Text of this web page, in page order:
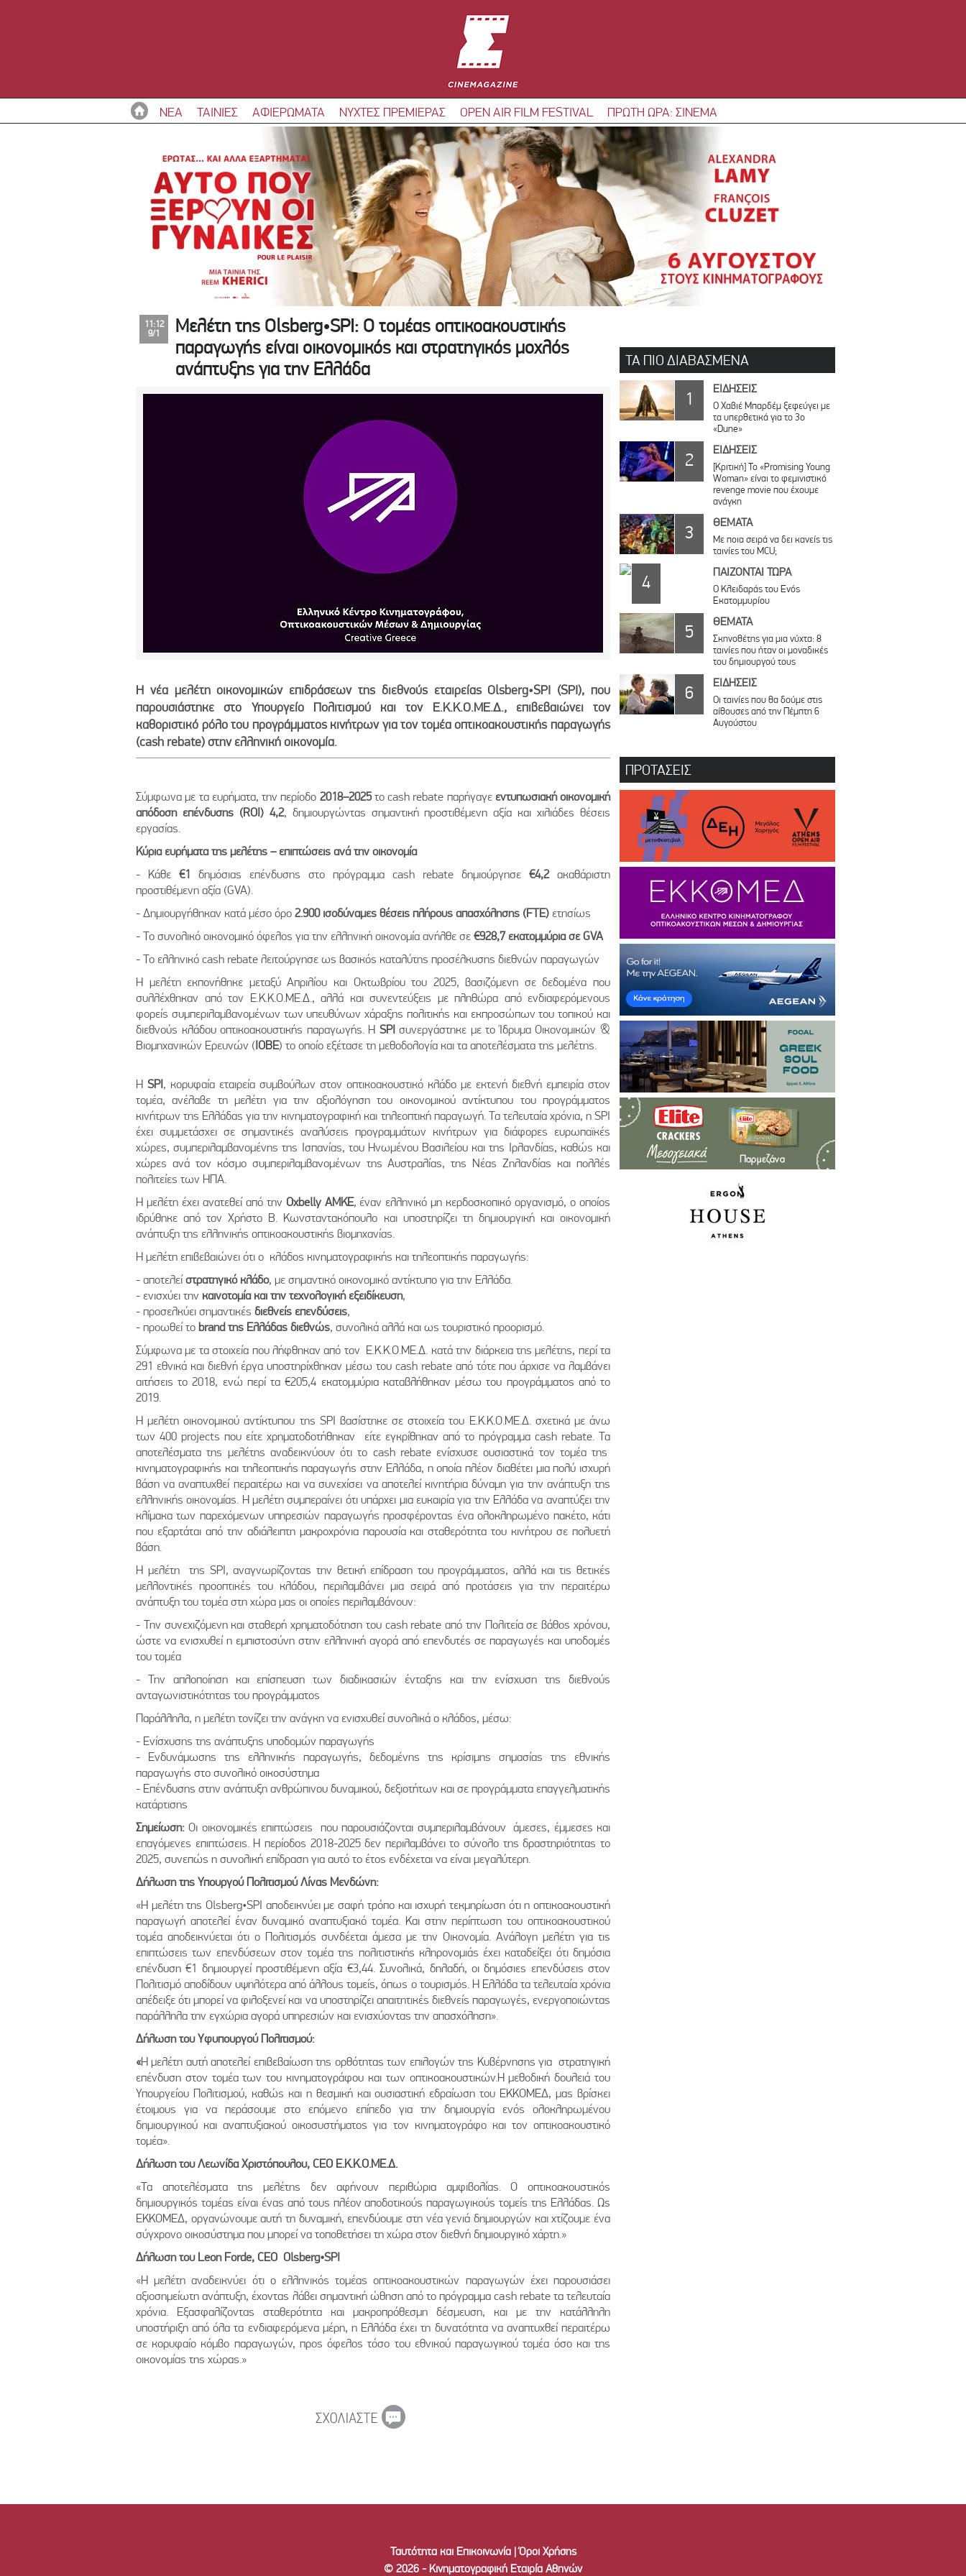
ΝΕΑ ΤΑΙΝΙΕΣ ΑΦΙΕΡΩΜΑΤΑ ΝΥΧΤΕΣ ΠΡΕΜΙΕΡΑΣ OPEN AIR FILM FESTIVAL ΠΡΩΤΗ ΩΡΑ: ΣΙΝΕΜΑ
11:12
9/1
Μελέτη της Olsberg•SPI: Ο τομέας οπτικοακουστικής
παραγωγής είναι οικονομικός και στρατηγικός μοχλός
ανάπτυξης για την Ελλάδα
Η νέα μελέτη οικονομικών επιδράσεων της διεθνούς εταιρείας Olsberg•SPI (SPI), που
παρουσιάστηκε στο Υπουργείο Πολιτισμού και τον Ε.Κ.Κ.Ο.ΜΕ.Δ., επιβεβαιώνει τον
καθοριστικό ρόλο του προγράμματος κινήτρων για τον τομέα οπτικοακουστικής παραγωγής
(cash rebate) στην ελληνική οικονομία.
Σύμφωνα με τα ευρήματα, την περίοδο 2018–2025το cash rebate παρήγαγε εντυπωσιακή οικονομική
απόδοση επένδυσης (ROI) 4,2, δημιουργώντας σημαντική προστιθέμενη αξία και χιλιάδες θέσεις
εργασίας.
Κύρια ευρήματα της μελέτης – επιπτώσεις ανά την οικονομία
- Κάθε €1 δημόσιας επένδυσης στο πρόγραμμα cash rebate δημιούργησε €4,2ακαθάριστη
προστιθέμενη αξία (GVA).
- Δημιουργήθηκαν κατά μέσο όρο 2.900 ισοδύναμες θέσεις πλήρους απασχόλησης (FTE) ετησίως
- Το συνολικό οικονομικό όφελος για την ελληνική οικονομία ανήλθε σε €928,7 εκατομμύρια σε GVA
- Το ελληνικό cash rebate λειτούργησε ως βασικός καταλύτης προσέλκυσης διεθνών παραγωγών
Η μελέτη εκπονήθηκε μεταξύ Απριλίου και Οκτωβρίου του 2025, βασιζόμενη σε δεδομένα που
συλλέχθηκαν από τον Ε.Κ.Κ.Ο.ΜΕ.Δ., αλλά και συνεντεύξεις με πληθώρα από ενδιαφερόμενους
φορείς συμπεριλαμβανομένων των υπευθύνων χάραξης πολιτικής και εκπροσώπων του τοπικού και
διεθνούς κλάδου οπτικοακουστικής παραγωγής. Η SPI συνεργάστηκε με το Ίδρυμα Οικονομικών &
Βιομηχανικών Ερευνών (IOBE) το οποίο εξέτασε τη μεθοδολογία και τα αποτελέσματα της μελέτης.
Η SPI, κορυφαία εταιρεία συμβούλων στον οπτικοακουστικό κλάδο με εκτενή διεθνή εμπειρία στον
τομέα, ανέλαβε τη μελέτη για την αξιολόγηση του οικονομικού αντίκτυπου του προγράμματος
κινήτρων της Ελλάδας για την κινηματογραφική και τηλεοπτική παραγωγή. Τα τελευταία χρόνια, η SPI
έχει συμμετάσχει σε σημαντικές αναλύσεις προγραμμάτων κινήτρων για διάφορες ευρωπαϊκές
χώρες, συμπεριλαμβανομένης της Ισπανίας, του Ηνωμένου Βασιλείου και της Ιρλανδίας, καθώς και
χώρες ανά τον κόσμο συμπεριλαμβανομένων της Αυστραλίας, της Νέας Ζηλανδίας και πολλές
πολιτείες των ΗΠΑ.
Η μελέτη έχει ανατεθεί από την Oxbelly AMKE, έναν ελληνικό μη κερδοσκοπικό οργανισμό, ο οποίος
ιδρύθηκε από τον Χρήστο Β. Κωνσταντακόπουλο και υποστηρίζει τη δημιουργική και οικονομική
ανάπτυξη της ελληνικής οπτικοακουστικής βιομηχανίας.
Η μελέτη επιβεβαιώνει ότι ο κλάδος κινηματογραφικής και τηλεοπτικής παραγωγής:
- αποτελείστρατηγικό κλάδο, με σημαντικό οικονομικό αντίκτυπο για την Ελλάδα.
- ενισχύει την καινοτομία και την τεχνολογική εξειδίκευση,
- προσελκύει σημαντικές διεθνείς επενδύσεις,
- προωθεί το brand της Ελλάδας διεθνώς, συνολικά αλλά και ως τουριστικό προορισμό.
Σύμφωνα με τα στοιχεία που λήφθηκαν από τον Ε.Κ.Κ.Ο.ΜΕ.Δ. κατά την διάρκεια της μελέτης, ​​περί τα
291 εθνικά και διεθνή έργα υποστηρίχθηκαν μέσω του cash rebate από τότε που άρχισε να λαμβάνει
αιτήσεις το 2018, ενώ περί τα €205,4 εκατομμύρια καταβλήθηκαν μέσω του προγράμματος από το
2019.
Η μελέτη οικονομικού αντίκτυπου της SPI βασίστηκε σε στοιχεία του Ε.Κ.Κ.Ο.ΜΕ.Δ. σχετικά με άνω
των 400 projects που είτε χρηματοδοτήθηκαν είτε εγκρίθηκαν από το πρόγραμμα cash rebate. Τα
αποτελέσματα της μελέτης αναδεικνύουν ότι το cash rebate ενίσχυσε ουσιαστικά τον τομέα της
κινηματογραφικής και τηλεοπτικής παραγωγής στην Ελλάδα, η οποία πλέον διαθέτει μια πολύ ισχυρή
βάση να αναπτυχθεί περαιτέρω και να συνεχίσει να αποτελεί κινητήρια δύναμη για την ανάπτυξη της
ελληνικής οικονομίας. Η μελέτη συμπεραίνει ότι υπάρχει μια ευκαιρία για την Ελλάδα να αναπτύξει την
κλίμακα των παρεχόμενων υπηρεσιών παραγωγής προσφέροντας ένα ολοκληρωμένο πακέτο, κάτι
που εξαρτάται από την αδιάλειπτη μακροχρόνια παρουσία και σταθερότητα του κινήτρου σε πολυετή
βάση.
Η μελέτη της SPI, αναγνωρίζοντας την θετική επίδραση του προγράμματος, αλλά και τις θετικές
μελλοντικές προοπτικές του κλάδου, περιλαμβάνει μια σειρά από προτάσεις για την περαιτέρω
ανάπτυξη του τομέα στη χώρα μας οι οποίες περιλαμβάνουν:
- Την συνεχιζόμενη και σταθερή χρηματοδότηση του cash rebate από την Πολιτεία σε βάθος χρόνου,
ώστε να ενισχυθεί η εμπιστοσύνη στην ελληνική αγορά από επενδυτές σε παραγωγές και υποδομές
του τομέα
- Την απλοποίηση και επίσπευση των διαδικασιών ένταξης και την ενίσχυση της διεθνούς
ανταγωνιστικότητας του προγράμματος
Παράλληλα, η μελέτη τονίζει την ανάγκη να ενισχυθεί συνολικά ο κλάδος, μέσω:
- Ενίσχυσης της ανάπτυξης υποδομών παραγωγής
- Ενδυνάμωσης της ελληνικής παραγωγής, δεδομένης της κρίσιμης σημασίας της εθνικής
παραγωγής στο συνολικό οικοσύστημα
- Επένδυσης στην ανάπτυξη ανθρώπινου δυναμικού, δεξιοτήτων και σε προγράμματα επαγγελματικής
κατάρτισης
Σημείωση: Οι οικονομικές επιπτώσεις που παρουσιάζονται συμπεριλαμβάνουν άμεσες, έμμεσες και
επαγόμενες επιπτώσεις. Η περίοδος 2018-2025 δεν περιλαμβάνει το σύνολο της δραστηριότητας το
2025, συνεπώς η συνολική επίδραση για αυτό το έτος ενδέχεται να είναι μεγαλύτερη.
Δήλωση της Υπουργού Πολιτισμού Λίνας Μενδώνη:
«Η μελέτη της Olsberg•SPI αποδεικνύει με σαφή τρόπο και ισχυρή τεκμηρίωση ότι η οπτικοακουστική
παραγωγή αποτελεί έναν δυναμικό αναπτυξιακό τομέα. Και στην περίπτωση του οπτικοακουστικού
τομέα αποδεικνύεται ότι ο Πολιτισμός συνδέεται άμεσα με την Οικονομία. Ανάλογη μελέτη για τις
επιπτώσεις των επενδύσεων στον τομέα της πολιτιστικής κληρονομιάς έχει καταδείξει ότι δημόσια
επένδυση €1 δημιουργεί προστιθέμενη αξία €3,44. Συνολικά, δηλαδή, οι δημόσιες επενδύσεις στον
Πολιτισμό αποδίδουν υψηλότερα από άλλους τομείς, όπως ο τουρισμός. Η Ελλάδα τα τελευταία χρόνια
απέδειξε ότι μπορεί να φιλοξενεί και να υποστηρίζει απαιτητικές διεθνείς παραγωγές, ενεργοποιώντας
παράλληλα την εγχώρια αγορά υπηρεσιών και ενισχύοντας την απασχόληση».
Δήλωση του Υφυπουργού Πολιτισμού:
«Η μελέτη αυτή αποτελεί επιβεβαίωση της ορθότητας των επιλογών της Κυβέρνησης για στρατηγική
επένδυση στον τομέα των του κινηματογράφου και των οπτικοακουστικών.Η μεθοδική δουλειά του
Υπουργείου Πολιτισμού, καθώς και η θεσμική και ουσιαστική εδραίωση του ΕΚΚΟΜΕΔ, μας βρίσκει
έτοιμους για να περάσουμε στο επόμενο επίπεδο για την δημιουργία ενός ολοκληρωμένου
δημιουργικού και αναπτυξιακού οικοσυστήματος για τον κινηματογράφο και τον οπτικοακουστικό
τομέα».
Δήλωση του Λεωνίδα Χριστόπουλου, CEO Ε.Κ.Κ.Ο.ΜΕ.Δ.
«Τα αποτελέσματα της μελέτης δεν αφήνουν περιθώρια αμφιβολίας. Ο οπτικοακουστικός
δημιουργικός τομέας είναι ένας από τους πλέον αποδοτικούς παραγωγικούς τομείς της Ελλάδας. Ως
ΕΚΚΟΜΕΔ, οργανώνουμε αυτή τη δυναμική, επενδύουμε στη νέα γενιά δημιουργών και χτίζουμε ένα
σύγχρονο οικοσύστημα που μπορεί να τοποθετήσει τη χώρα στον διεθνή δημιουργικό χάρτη.»
Δήλωση τουLeon Forde, CEO Olsberg•SPI
«Η μελέτη αναδεικνύει ότι ο ελληνικός τομέας οπτικοακουστικών παραγωγών έχει παρουσιάσει
αξιοσημείωτη ανάπτυξη, έχοντας λάβει σημαντική ώθηση από το πρόγραμμα cash rebate τα τελευταία
χρόνια. Εξασφαλίζοντας σταθερότητα και μακροπρόθεσμη δέσμευση, και με την κατάλληλη
υποστήριξη από όλα τα ενδιαφερόμενα μέρη, η Ελλάδα έχει τη δυνατότητα να αναπτυχθεί περαιτέρω
σε κορυφαίο κόμβο παραγωγών, προς όφελος τόσο του εθνικού παραγωγικού τομέα όσο και της
οικονομίας της χώρας.»
ΤΑ ΠΙΟ ΔΙΑΒΑΣΜΕΝΑ
1 ΕΙΔΗΣΕΙΣ
O Χαβιέ Μπαρδέμ ξεφεύγει με
τα υπερθετικά για το 3ο
«Dune»
2 ΕΙΔΗΣΕΙΣ
[Κριτική] Το «Promising Young
Woman» είναι το φεμινιστικό
revenge movie που έχουμε
ανάγκη
3 ΘΕΜΑΤΑ
Με ποια σειρά να δει κανείς τις
ταινίες του MCU;
4 ΠΑΙΖΟΝΤΑΙ ΤΩΡΑ
Ο Κλειδαράς του Ενός
Εκατομμυρίου
5 ΘΕΜΑΤΑ
Σκηνοθέτης για μια νύχτα: 8
ταινίες που ήταν οι μοναδικές
του δημιουργού τους
6 ΕΙΔΗΣΕΙΣ
Οι ταινίες που θα δούμε στις
αίθουσες από την Πέμπτη 6
Αυγούστου
ΠΡΟΤΑΣΕΙΣ
Ταυτότητα και Επικοινωνία|Όροι Χρήσης
© 2026 - Κινηματογραφική Εταιρία Αθηνών